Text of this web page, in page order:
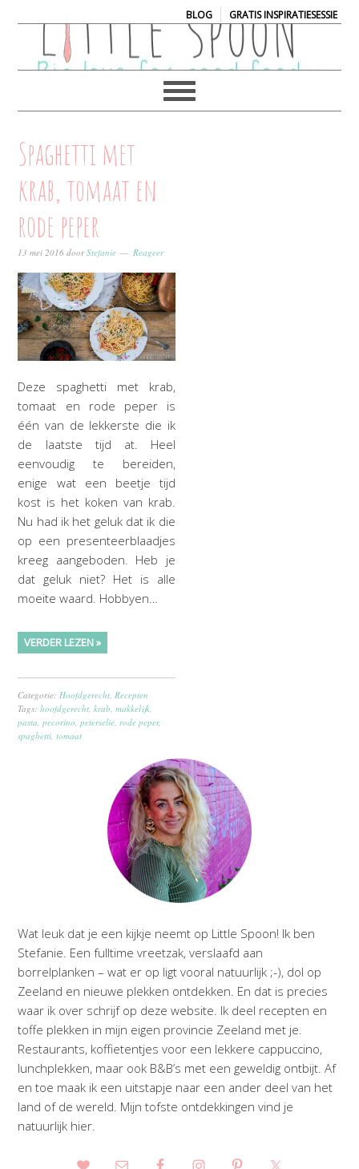
BLOG| GRATIS INSPIRATIESESSIE
Spaghetti met
krab, tomaat en
rode peper
13 mei 2016 doorStefanie Reageer
Deze spaghetti met krab,
tomaat en rode peper is
één van de lekkerste die ik
de laatste tijd at. Heel
eenvoudig te bereiden,
enige wat een beetje tijd
kost is het koken van krab.
Nu had ik het geluk dat ik die
op een presenteerblaadjes
kreeg aangeboden. Heb je
dat geluk niet? Het is alle
moeite waard. Hobbyen…
VERDER LEZEN »
Categorie:Hoofdgerecht,Recepten
Tags:hoofdgerecht,krab,makkelijk,
pasta,pecorino,peterselie,rode peper,
spaghetti,tomaat
Wat leuk dat je een kijkje neemt op Little Spoon! Ik ben
Stefanie. Een fulltime vreetzak, verslaafd aan
borrelplanken – wat er op ligt vooral natuurlijk ;-), dol op
Zeeland en nieuwe plekken ontdekken. En dat is precies
waar ik over schrijf op deze website. Ik deel recepten en
toffe plekken in mijn eigen provincie Zeeland met je.
Restaurants, koffietentjes voor een lekkere cappuccino,
lunchplekken, maar ook B&B’s met een geweldig ontbijt. Af
en toe maak ik een uitstapje naar een ander deel van het
land of de wereld. Mijn tofste ontdekkingen vind je
natuurlijk hier.